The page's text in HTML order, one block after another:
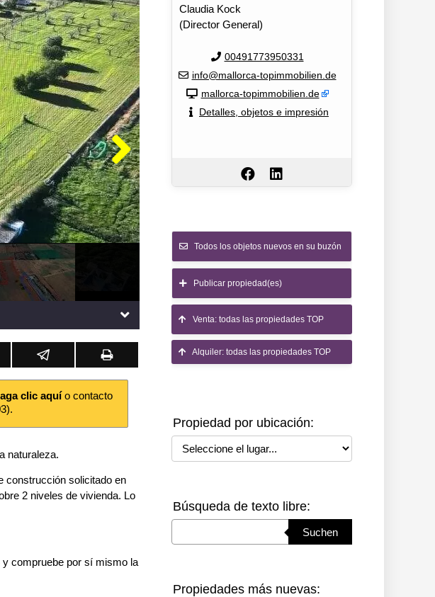
clic aquío contacto
naturaleza.
construcción solicitado en
2 niveles de vivienda. Lo
y compruebe por sí mismo la
Claudia Kock
(Director General)
00491773950331
info@mallorca-topimmobilien.de
mallorca-topimmobilien.de
Detalles, objetos e impresión
Todos los objetos nuevos en su buzón
Publicar propiedad(es)
Venta: todas las propiedades TOP
Alquiler: todas las propiedades TOP
Propiedad por ubicación:
Seleccione el lugar
Búsqueda de texto libre:
Suchen
Propiedades más nuevas: